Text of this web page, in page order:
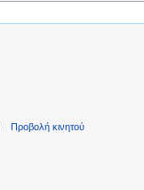
Προβολή κινητού